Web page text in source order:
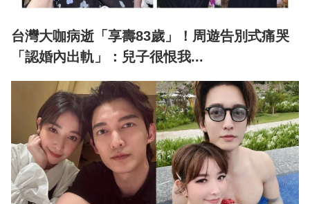
台灣大咖病逝「享壽83歲」！周遊告別式痛哭
「認婚內出軌」：兒子很恨我...